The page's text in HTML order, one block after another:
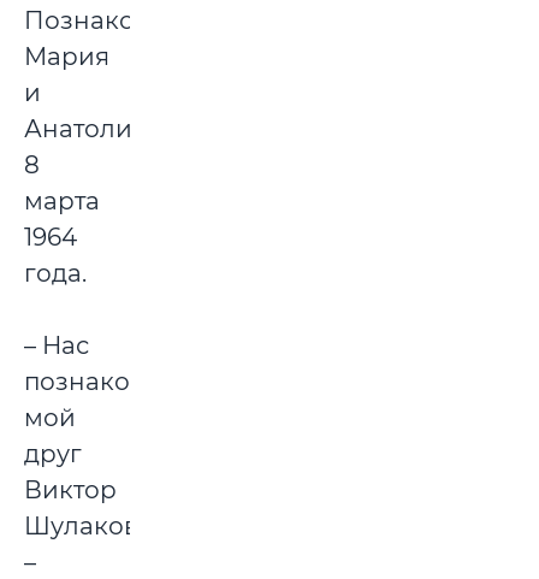
Познакомились
Мария
и
Анатолий
8
марта
1964
года.
– Нас
познакомил
мой
друг
Виктор
Шулаков,
–